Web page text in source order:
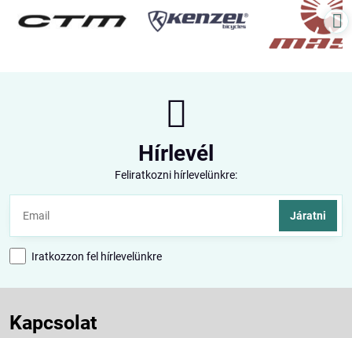
Hírlevél
Feliratkozni hírlevelünkre:
Járatni
Iratkozzon fel hírlevelünkre
Kapcsolat